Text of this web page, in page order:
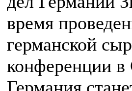
время
германской
конференции в